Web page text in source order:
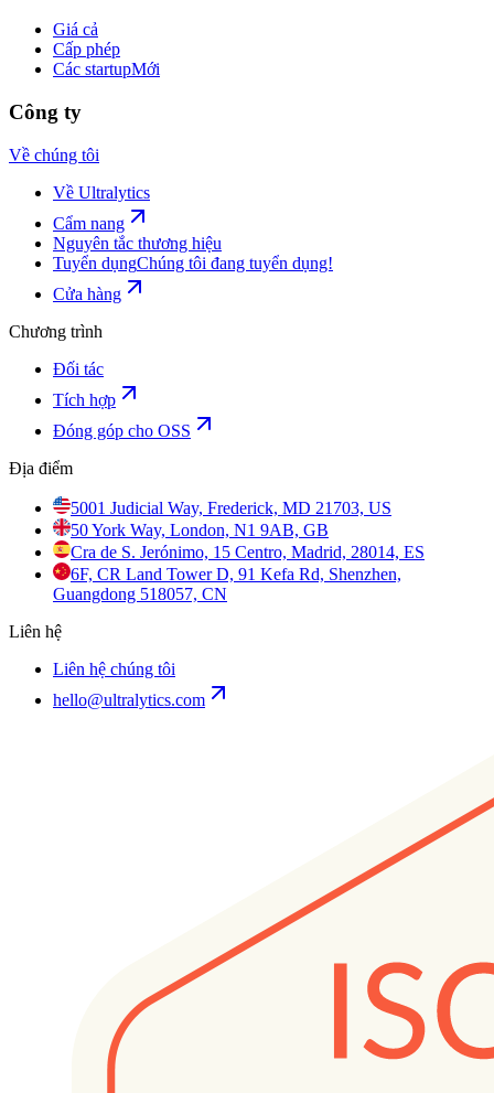
Giá cả
Cấp phép
Các startupMới
Công ty
Về chúng tôi
Về Ultralytics
Cẩm nang
Nguyên tắc thương hiệu
Tuyển dụngChúng tôi đang tuyển dụng!
Cửa hàng
Chương trình
Đối tác
Tích hợp
Đóng góp cho OSS
Địa điểm
5001 Judicial Way, Frederick, MD 21703, US
50 York Way, London, N1 9AB, GB
Cra de S. Jerónimo, 15 Centro, Madrid, 28014, ES
6F, CR Land Tower D, 91 Kefa Rd, Shenzhen,
Guangdong 518057, CN
Liên hệ
Liên hệ chúng tôi
hello@ultralytics.com